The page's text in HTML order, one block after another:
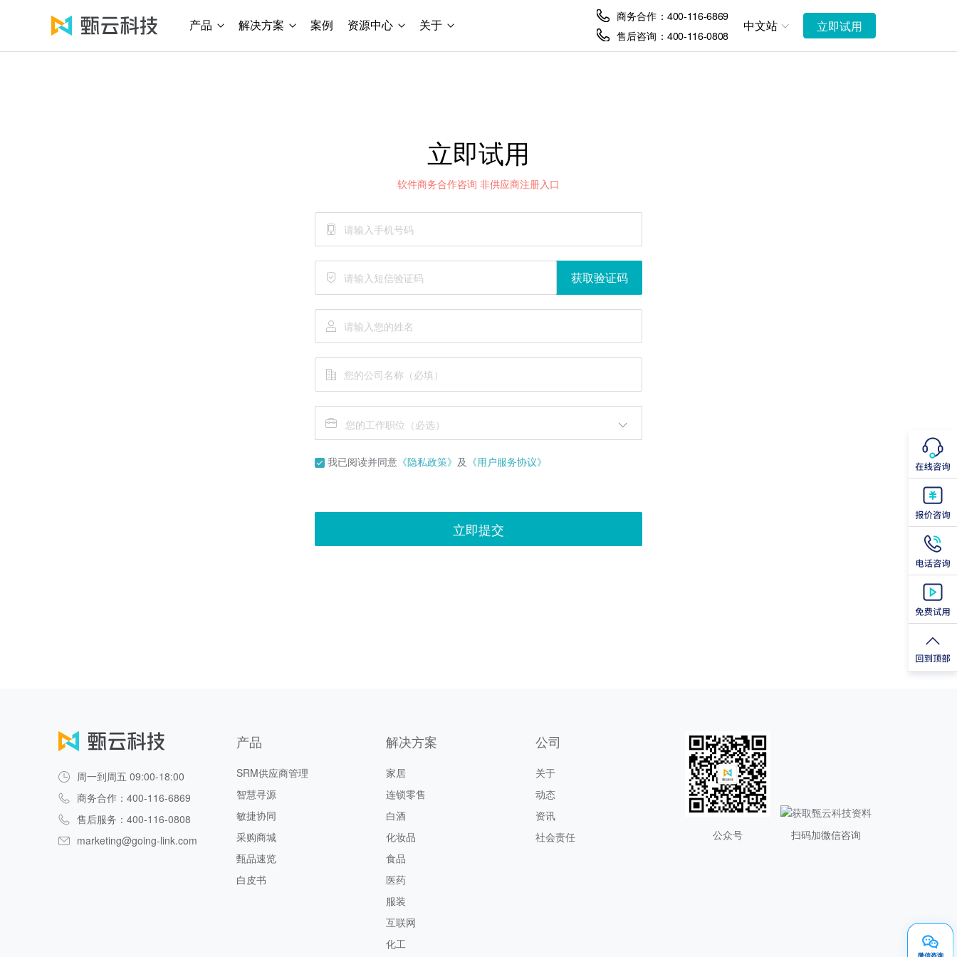
产品 解决方案 案例 资源中心 关于
商务合作：400-116-6869
售后咨询：400-116-0808
中文站 立即试用
立即试用
软件商务合作咨询 非供应商注册入口
获取验证码
您的工作职位（必选）
我已阅读并同意 《隐私政策》 及 《用户服务协议》
立即提交
周一到周五 09:00-18:00
商务合作：400-116-6869
售后服务：400-116-0808
marketing@going-link.com
产品
SRM供应商管理
智慧寻源
敏捷协同
采购商城
甄品速览
白皮书
解决方案
家居
连锁零售
白酒
化妆品
食品
医药
服装
互联网
化工
公司
关于
动态
资讯
社会责任
公众号 扫码加微信咨询
微信咨询